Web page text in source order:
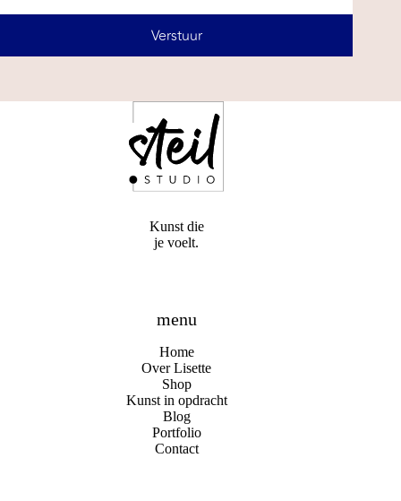
Verstuur
Kunst die
je voelt.
menu
Home
Over Lisette
Shop
Kunst in opdracht
Blog
Portfolio
Contact